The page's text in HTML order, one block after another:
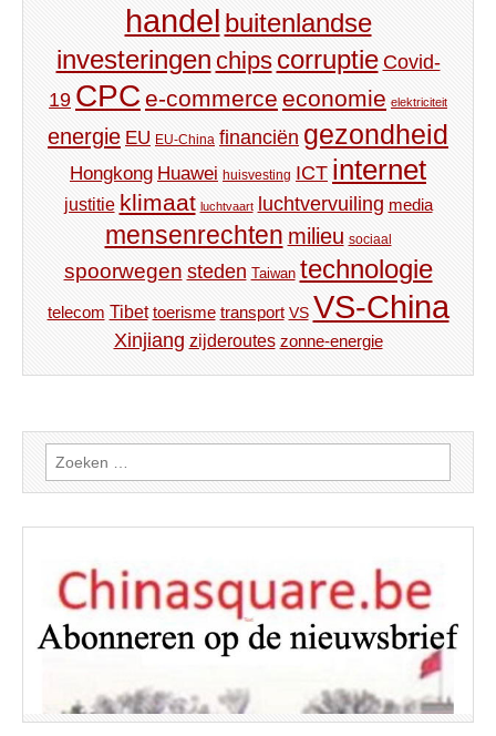
handel buitenlandse
investeringen chips corruptie Covid-
19 CPC e-commerce economie elektriciteit
energie EU EU-China financiën gezondheid
Hongkong Huawei huisvesting ICT internet
justitie klimaat luchtvaart luchtvervuiling media
mensenrechten milieu sociaal
spoorwegen steden Taiwan technologie
telecom Tibet toerisme transport VS VS-China
Xinjiang zijderoutes zonne-energie
Zoeken
naar: